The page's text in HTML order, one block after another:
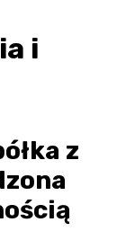
i
z